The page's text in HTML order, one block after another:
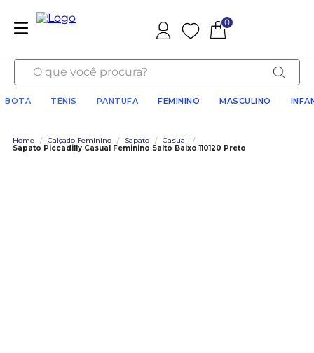
Favoritos
0
O que você procura?
BOTA TÊNIS PANTUFA FEMININO MASCULINO
Home / Calçado Feminino / Sapato / Casual
/
Sapato Piccadilly Casual Feminino Salto Baixo 110120 Preto